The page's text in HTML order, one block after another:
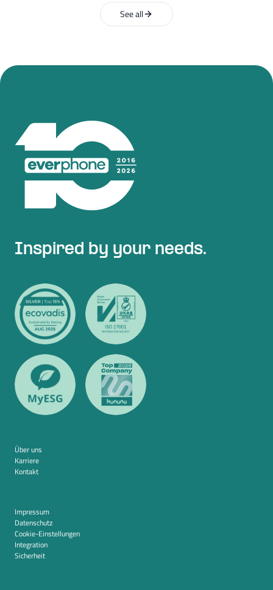
See all
Inspired by your needs.
Über uns
Karriere
Kontakt
Impressum
Datenschutz
Cookie-Einstellungen
Integration
Sicherheit